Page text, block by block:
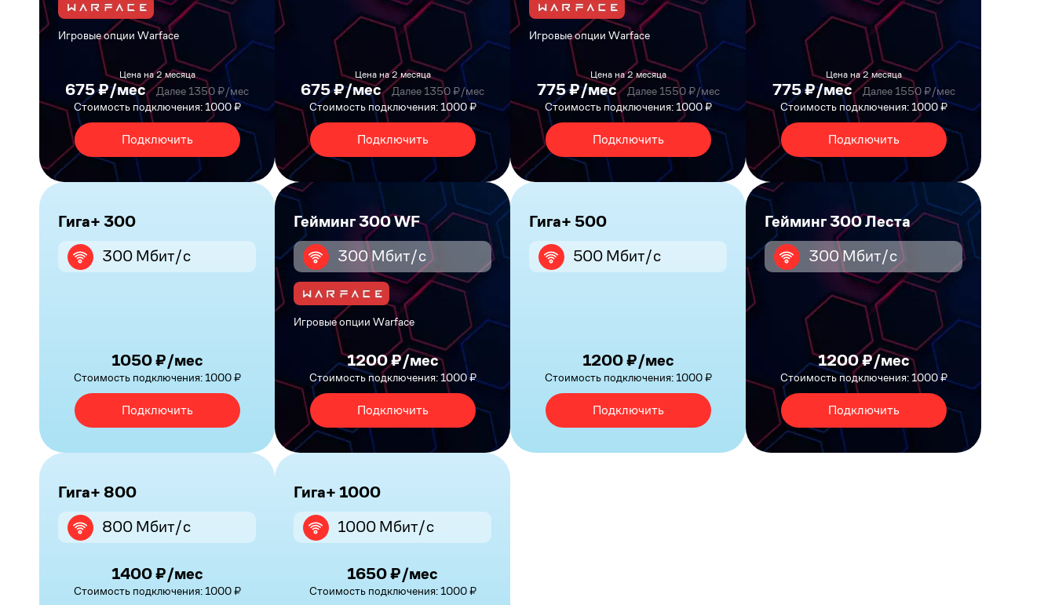
Игровые опции Warface
Цена на 2 месяца
675 ₽/мес
Далее 1350 ₽/мес
Стоимость подключения: 1000 ₽
Подключить
Цена на 2 месяца
675 ₽/мес
Далее 1350 ₽/мес
Стоимость подключения: 1000 ₽
Подключить
Игровые опции Warface
Цена на 2 месяца
775 ₽/мес
Далее 1550 ₽/мес
Стоимость подключения: 1000 ₽
Подключить
Цена на 2 месяца
775 ₽/мес
Далее 1550 ₽/мес
Стоимость подключения: 1000 ₽
Подключить
Гига+ 300
300 Мбит/с
1050 ₽/мес
Стоимость подключения: 1000 ₽
Подключить
Гейминг 300 WF
300 Мбит/с
Игровые опции Warface
1200 ₽/мес
Стоимость подключения: 1000 ₽
Подключить
Гига+ 500
500 Мбит/с
1200 ₽/мес
Стоимость подключения: 1000 ₽
Подключить
Гейминг 300 Леста
300 Мбит/с
1200 ₽/мес
Стоимость подключения: 1000 ₽
Подключить
Гига+ 800
800 Мбит/с
1400 ₽/мес
Стоимость подключения: 1000 ₽
Гига+ 1000
1000 Мбит/с
1650 ₽/мес
Стоимость подключения: 1000 ₽